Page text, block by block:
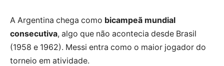
A Argentina chega como bicampeã mundial
consecutiva, algo que não acontecia desde Brasil
(1958 e 1962). Messi entra como o maior jogador do
torneio em atividade.